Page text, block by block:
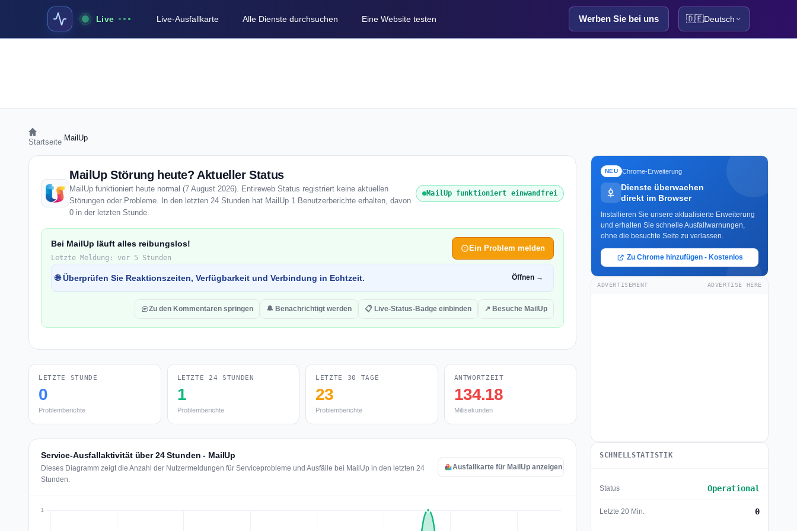
Live Live-Ausfallkarte Alle Dienste durchsuchen Eine Website testen Werben Sie bei uns 🇩🇪Deutsch
Startseite MailUp
MailUp Störung heute? Aktueller Status
MailUp funktioniert heute normal (7 August 2026). Entireweb Status registriert keine aktuellen
Störungen oder Probleme. In den letzten 24 Stunden hat MailUp 1 Benutzerberichte erhalten, davon
0 in der letzten Stunde.
MailUp funktioniert einwandfrei
Bei MailUp läuft alles reibungslos!
Letzte Meldung: vor 5 Stunden
Ein Problem melden
🌐 Überprüfen Sie Reaktionszeiten, Verfügbarkeit und Verbindung in Echtzeit. Öffnen →
Zu den Kommentaren springen 🔔 Benachrichtigt werden 📋 Live-Status-Badge einbinden ↗ Besuche MailUp
LETZTE STUNDE
0
Problemberichte
LETZTE 24 STUNDEN
1
Problemberichte
LETZTE 30 TAGE
23
Problemberichte
ANTWORTZEIT
134.18
Millisekunden
Service-Ausfallaktivität über 24 Stunden - MailUp
Dieses Diagramm zeigt die Anzahl der Nutzermeldungen für Serviceprobleme und Ausfälle bei MailUp in den letzten 24
Stunden.
Ausfallkarte für MailUp anzeigen
NEU Chrome-Erweiterung
Dienste überwachen
direkt im Browser
Installieren Sie unsere aktualisierte Erweiterung
und erhalten Sie schnelle Ausfallwarnungen,
ohne die besuchte Seite zu verlassen.
Zu Chrome hinzufügen - Kostenlos
ADVERTISEMENT ADVERTISE HERE
SCHNELLSTATISTIK
Status Operational
Letzte 20 Min. 0